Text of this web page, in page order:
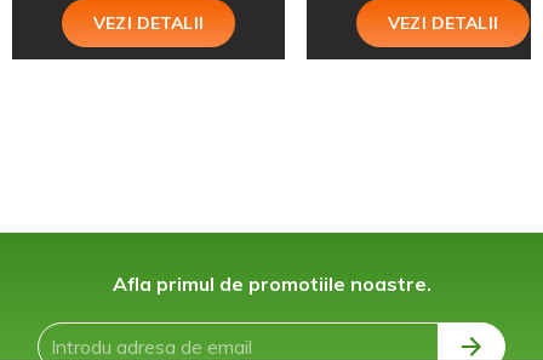
VEZI DETALII VEZI DETALII
Afla primul de promotiile noastre.